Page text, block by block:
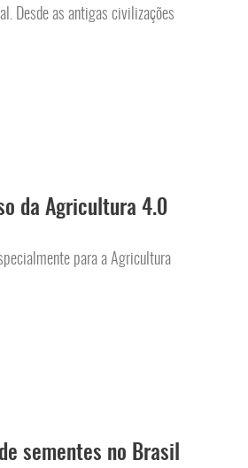
Desde as antigas civilizações
da Agricultura 4.0
para a Agricultura
sementes no Brasil